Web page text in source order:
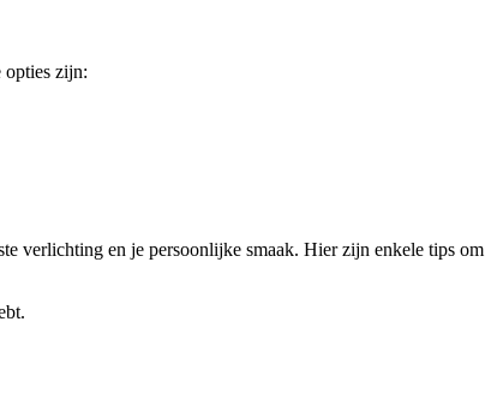
opties zijn:
verlichting en je persoonlijke smaak. Hier zijn enkele tips om